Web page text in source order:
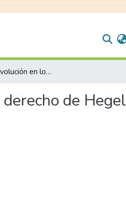
Tradición y revolución en los orígenes de la filosofía del derecho de Hegel
de Hegel